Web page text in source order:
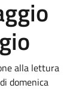
alla lettura
domenica